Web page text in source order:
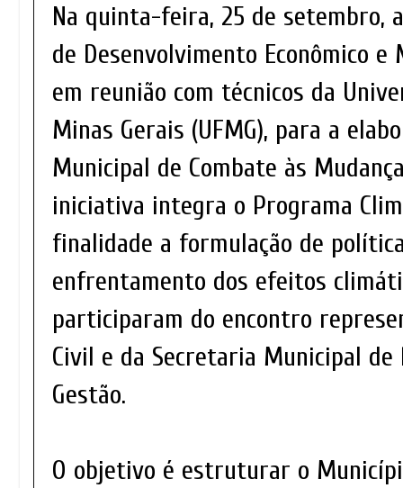
Na quinta-feira, 25 de setembro,
de Desenvolvimento Econômico
em reunião com técnicos da
Minas Gerais (UFMG), para a
Municipal de Combate às
iniciativa integra o Programa
finalidade a formulação de
enfrentamento dos efeitos
participaram do encontro
Civil e da Secretaria Municipal de
Gestão.
O objetivo é estruturar o